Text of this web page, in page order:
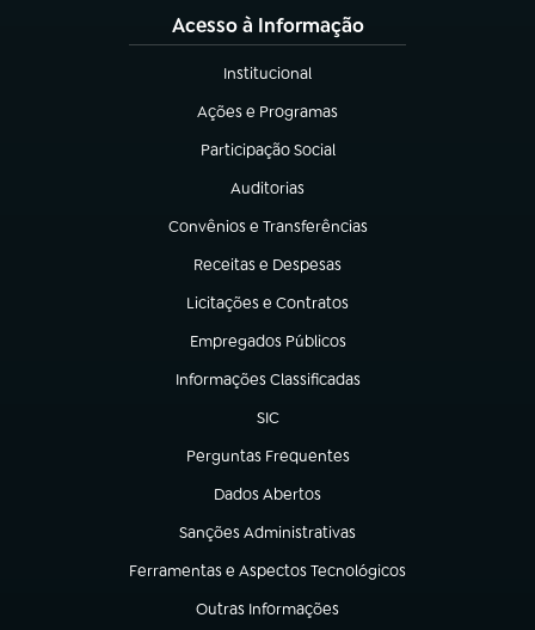
Acesso à Informação
Institucional
(abre em nova aba)
Ações e Programas
(abre em nova aba)
Participação Social
(abre em nova aba)
Auditorias
(abre em nova aba)
Convênios e Transferências
(abre em nova aba)
Receitas e Despesas
(abre em nova aba)
Licitações e Contratos
(abre em nova aba)
Empregados Públicos
(abre em nova aba)
Informações Classificadas
(abre em nova aba)
SIC
(abre em nova aba)
Perguntas Frequentes
(abre em nova aba)
Dados Abertos
(abre em nova aba)
Sanções Administrativas
(abre em nova aba)
Ferramentas e Aspectos Tecnológicos
(abre em nova aba)
Outras Informações
(abre em nova aba)